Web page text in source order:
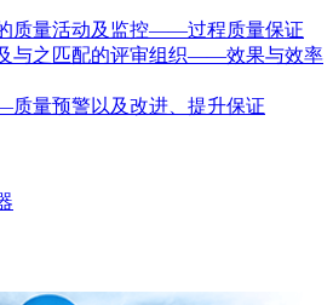
质量活动及监控——过程质量保证
与之匹配的评审组织——效果与效率
量预警以及改进、提升保证